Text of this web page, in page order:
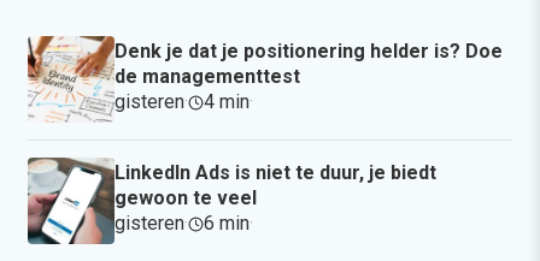
Denk je dat je positionering helder is? Doe
de managementtest
gisteren· 4 min·
LinkedIn Ads is niet te duur, je biedt
gewoon te veel
gisteren· 6 min·